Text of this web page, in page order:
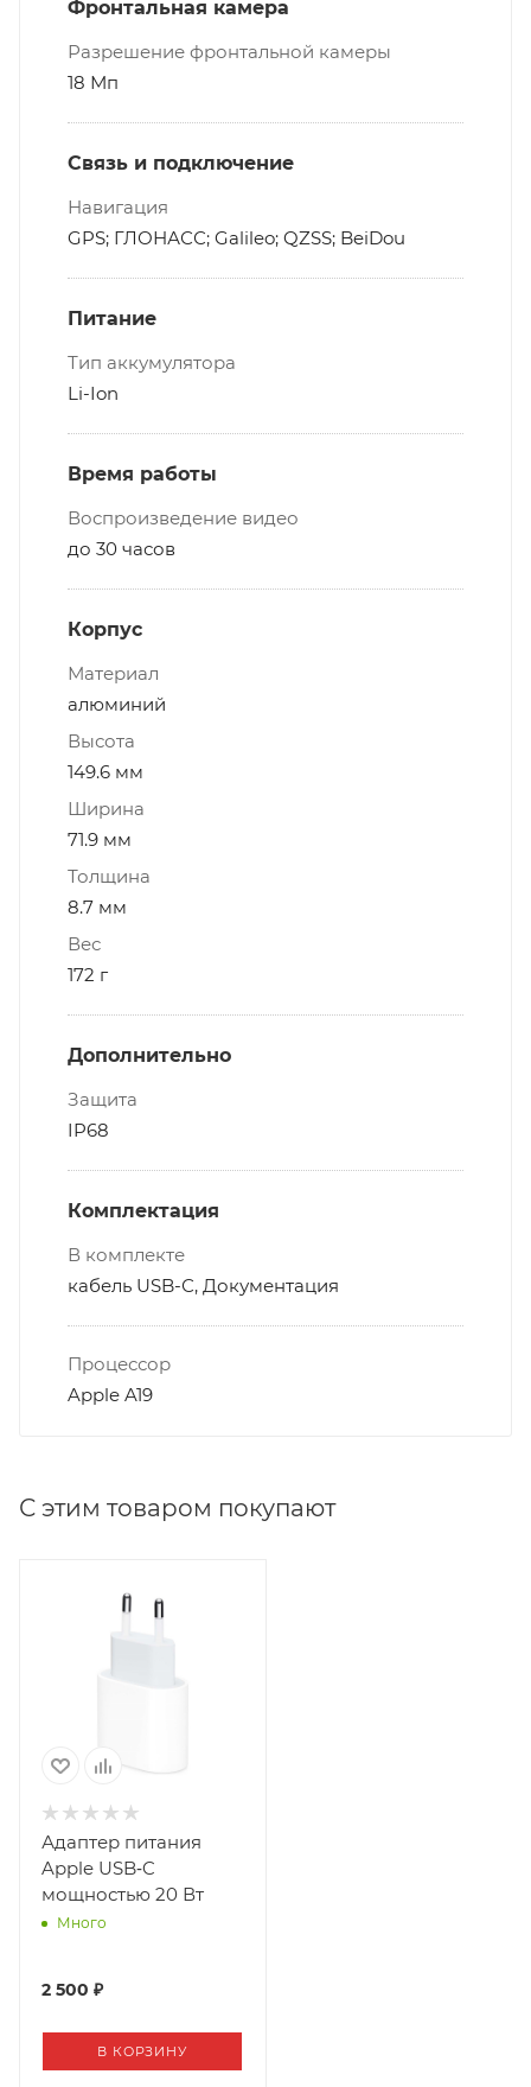
Фронтальная камера
Разрешение фронтальной камеры
18 Мп
Связь и подключение
Навигация
GPS; ГЛОНАСС; Galileo; QZSS; BeiDou
Питание
Тип аккумулятора
Li-Ion
Время работы
Воспроизведение видео
до 30 часов
Корпус
Материал
алюминий
Высота
149.6 мм
Ширина
71.9 мм
Толщина
8.7 мм
Вес
172 г
Дополнительно
Защита
IP68
Комплектация
В комплекте
кабель USB-С, Документация
Процессор
Apple A19
С этим товаром покупают
Адаптер питания
Apple USB‑C
мощностью 20 Вт
Много
2 500 ₽
В КОРЗИНУ